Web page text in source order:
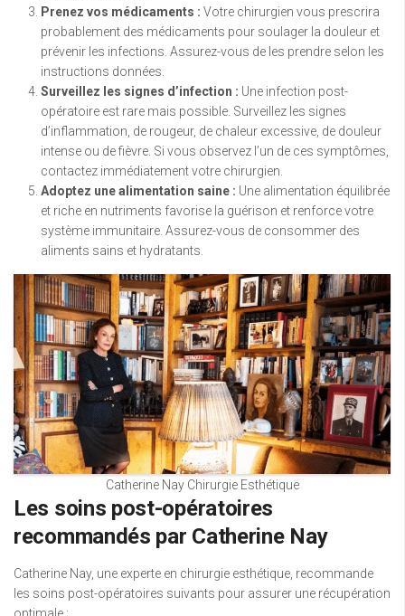
Prenez vos médicaments : Votre chirurgien vous prescrira
probablement des médicaments pour soulager la douleur et
prévenir les infections. Assurez-vous de les prendre selon les
instructions données.
Surveillez les signes d’infection : Une infection post-
opératoire est rare mais possible. Surveillez les signes
d’inflammation, de rougeur, de chaleur excessive, de douleur
intense ou de fièvre. Si vous observez l’un de ces symptômes,
contactez immédiatement votre chirurgien.
Adoptez une alimentation saine : Une alimentation équilibrée
et riche en nutriments favorise la guérison et renforce votre
système immunitaire. Assurez-vous de consommer des
aliments sains et hydratants.
Catherine Nay Chirurgie Esthétique
Les soins post-opératoires
recommandés par Catherine Nay
Catherine Nay, une experte en chirurgie esthétique, recommande
les soins post-opératoires suivants pour assurer une récupération
optimale :